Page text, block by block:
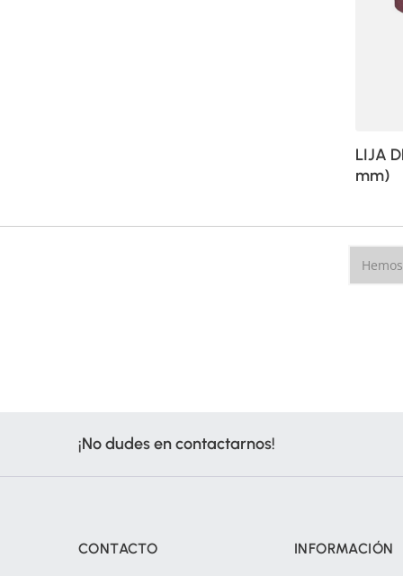
LIJA
mm)
¡No dudes en contactarnos!
CONTACTO INFORMACIÓN